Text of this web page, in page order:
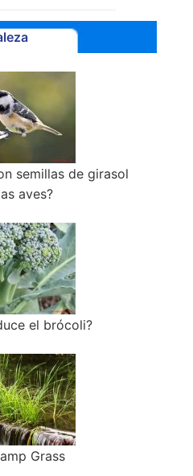
semillas de girasol
aves?
el brócoli?
Grass